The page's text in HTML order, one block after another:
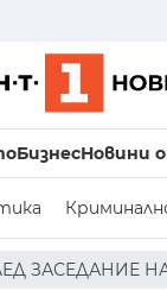
БизнесНовини
ПО